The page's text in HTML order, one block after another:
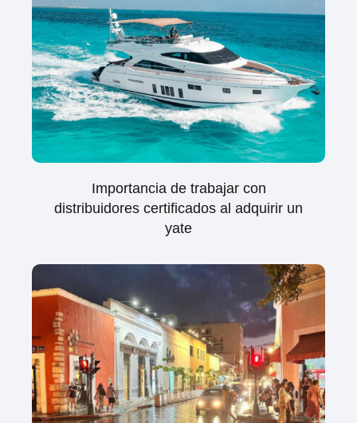
Importancia de trabajar con
distribuidores certificados al adquirir un
yate